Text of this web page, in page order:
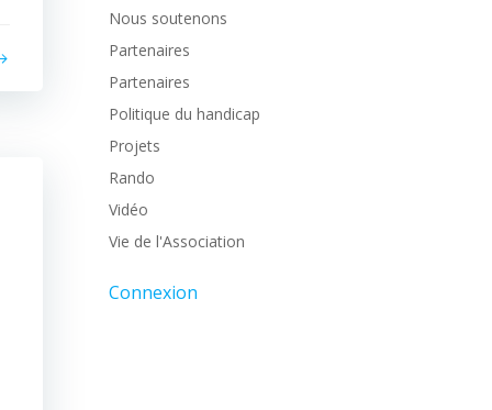
Nous soutenons
Partenaires
Partenaires
Politique du handicap
Projets
Rando
Vidéo
Vie de l'Association
Connexion